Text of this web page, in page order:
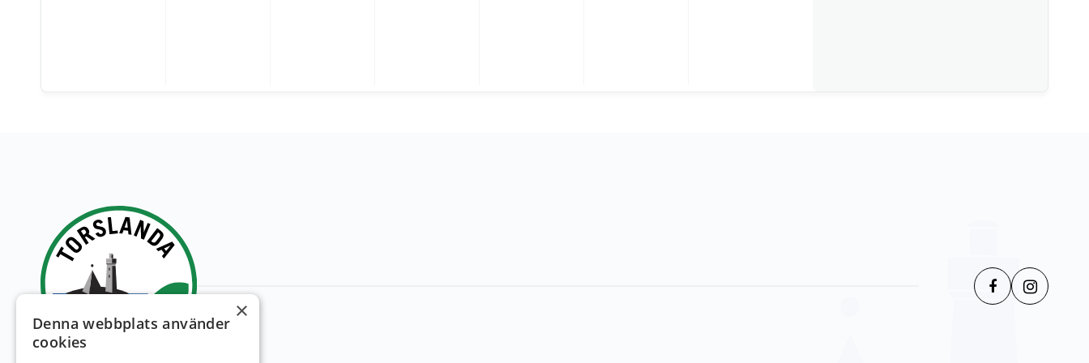
×
Denna webbplats använder
cookies